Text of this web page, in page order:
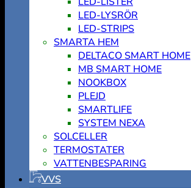
LED-LYSRÖR
LED-STRIPS
SMARTA HEM
DELTACO SMART HOME
MB SMART HOME
NOOKBOX
PLEJD
SMARTLIFE
SYSTEM NEXA
SOLCELLER
TERMOSTATER
VATTENBESPARING
VVS